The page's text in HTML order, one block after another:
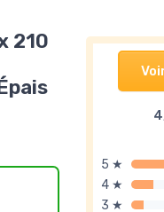
5 ★
4 ★
3 ★
210